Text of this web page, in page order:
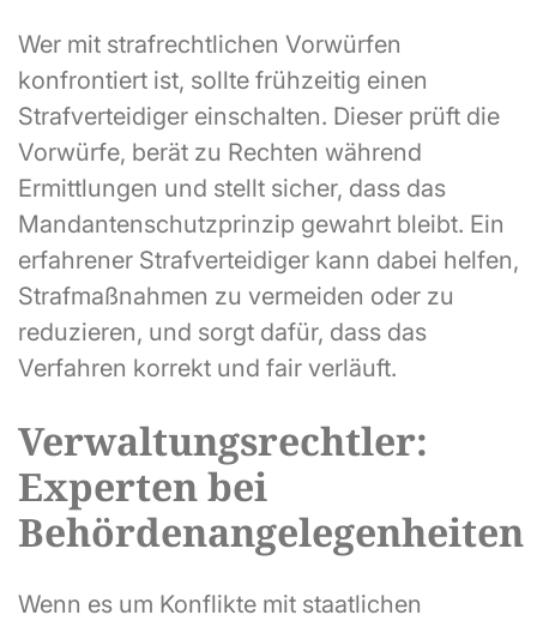
Wer mit strafrechtlichen Vorwürfen
konfrontiert ist, sollte frühzeitig einen
Strafverteidiger einschalten. Dieser prüft die
Vorwürfe, berät zu Rechten während
Ermittlungen und stellt sicher, dass das
Mandantenschutzprinzip gewahrt bleibt. Ein
erfahrener Strafverteidiger kann dabei helfen,
Strafmaßnahmen zu vermeiden oder zu
reduzieren, und sorgt dafür, dass das
Verfahren korrekt und fair verläuft.
Verwaltungsrechtler:
Experten bei
Behördenangelegenheiten
Wenn es um Konflikte mit staatlichen